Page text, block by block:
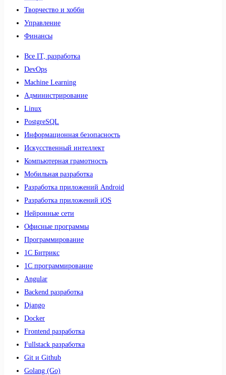
Творчество и хобби
Управление
Финансы
Все IT, разработка
DevOps
Machine Learning
Администрирование
Linux
PostgreSQL
Информационная безопасность
Искусственный интеллект
Компьютерная грамотность
Мобильная разработка
Разработка приложений Android
Разработка приложений iOS
Нейронные сети
Офисные программы
Программирование
1С Битрикс
1С программирование
Angular
Backend разработка
Django
Docker
Frontend разработка
Fullstack разработка
Git и Github
Golang (Go)